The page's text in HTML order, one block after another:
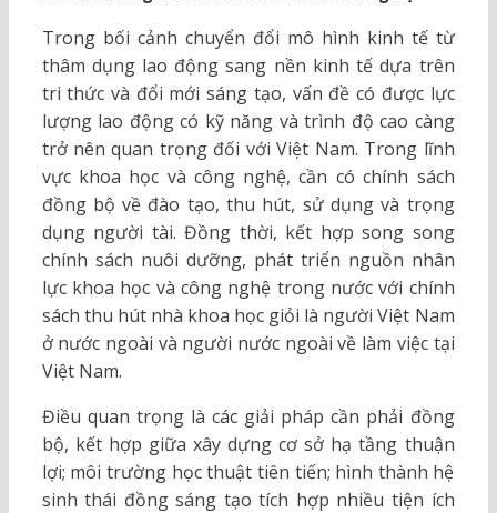
Trong bối cảnh chuyển đổi mô hình kinh tế từ
thâm dụng lao động sang nền kinh tế dựa trên
tri thức và đổi mới sáng tạo, vấn đề có được lực
lượng lao động có kỹ năng và trình độ cao càng
trở nên quan trọng đối với Việt Nam. Trong lĩnh
vực khoa học và công nghệ, cần có chính sách
đồng bộ về đào tạo, thu hút, sử dụng và trọng
dụng người tài. Đồng thời, kết hợp song song
chính sách nuôi dưỡng, phát triển nguồn nhân
lực khoa học và công nghệ trong nước với chính
sách thu hút nhà khoa học giỏi là người Việt Nam
ở nước ngoài và người nước ngoài về làm việc tại
Việt Nam.
Điều quan trọng là các giải pháp cần phải đồng
bộ, kết hợp giữa xây dựng cơ sở hạ tầng thuận
lợi; môi trường học thuật tiên tiến; hình thành hệ
sinh thái đồng sáng tạo tích hợp nhiều tiện ích